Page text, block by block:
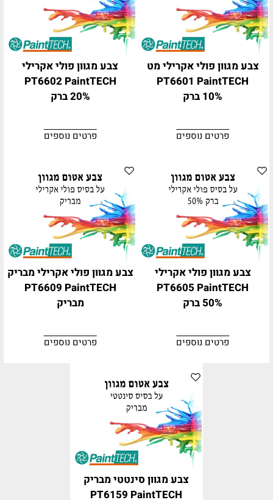
צבע מגוון פולי אקרילי מט
PT6601 PaintTECH
10% ברק
פרטים נוספים
צבע מגוון פולי אקרילי
PT6602 PaintTECH
20% ברק
פרטים נוספים
צבע מגוון פולי אקרילי
PT6605 PaintTECH
50% ברק
פרטים נוספים
צבע מגוון פולי אקרילי מבריק
PT6609 PaintTECH
מבריק
פרטים נוספים
צבע מגוון סינטטי מבריק
PT6159 PaintTECH